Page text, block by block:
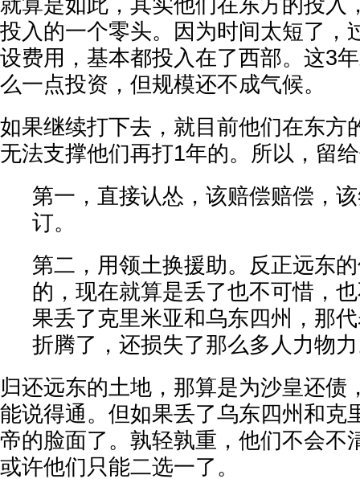
投入的一个零头。因为时间太短了，
设费用，基本都投入在了西部。这3
么一点投资，但规模还不成气候。
如果继续打下去，就目前他们在东方
无法支撑他们再打1年的。所以，留
第一，直接认怂，该赔偿赔偿，
订。
第二，用领土换援助。反正远东
的，现在就算是丢了也不可惜，
果丢了克里米亚和乌东四州，那
折腾了，还损失了那么多人力物
归还远东的土地，那算是为沙皇还债
能说得通。但如果丢了乌东四州和克
帝的脸面了。孰轻孰重，他们不会不
或许他们只能二选一了。